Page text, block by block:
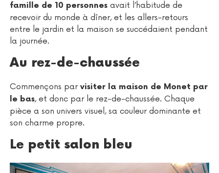
famille de 10 personnes avait l’habitude de
recevoir du monde à dîner, et les allers-retours
entre le jardin et la maison se succédaient pendant
la journée.
Au rez-de-chaussée
Commençons parvisiter la maison de Monet par
le bas, et donc par le rez-de-chaussée. Chaque
pièce a son univers visuel, sa couleur dominante et
son charme propre.
Le petit salon bleu